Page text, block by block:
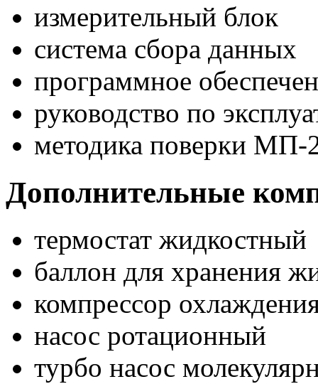
измерительный блок
система сбора данных
программное
руководство по
методика поверки МП-
Дополнительные
термостат жидкостный
баллон для хранения
компрессор
насос ротационный
турбо насос